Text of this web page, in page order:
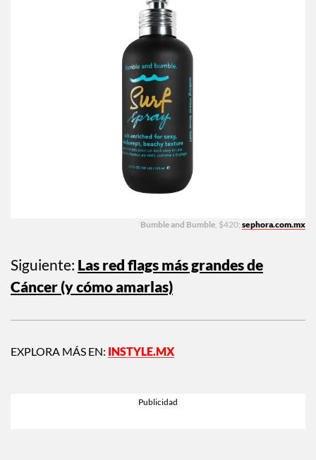
Bumble and Bumble , $420; sephora.com.mx
Siguiente: Las red flags más grandes de
Cáncer (y cómo amarlas)
EXPLORA MÁS EN: INSTYLE.MX